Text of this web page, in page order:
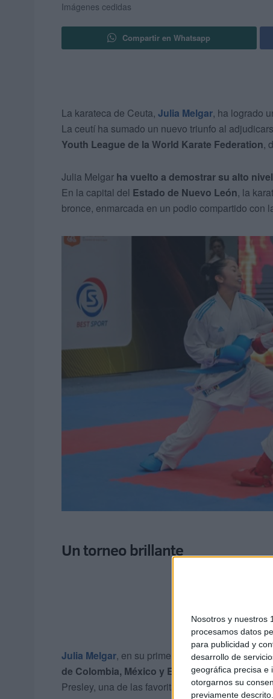
Nosotros y nuestros
procesamos datos
para publicidad y
desarrollo de
geográfica precisa e
otorgarnos su
previamente
Imágenes cedidas
Compartir en Whatsapp
La karateca de Ceuta, Julia Melgar, ha logrado
La ceutí ha sumado un nuevo triunfo al
Youth League de la World Karate Federation,
Julia Melgar ha vuelto a demostrar su alto
En la capital del Estado de Nuevo León, la
bronce, enmarcada en un podio compartido
Un torneo brillante
Julia Melgar, en su primer año de cadete,
de Colombia, México y Ecuador,
Presley, una de las favoritas que incluso se